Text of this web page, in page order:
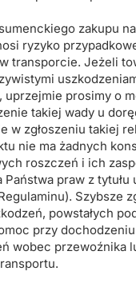
zakupu
ryzyko
transporcie. Jeżeli
uprzejmie prosimy o
takiej wady u
w zgłoszeniu takiej
nie ma żadnych
roszczeń i ich
praw z
Szybsze
powstałych
przy
wobec przewoźnika